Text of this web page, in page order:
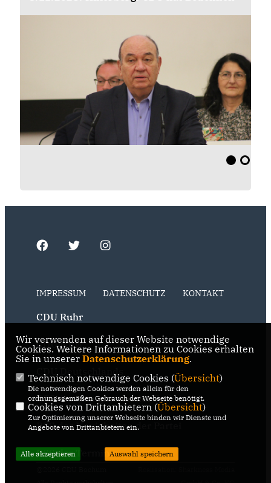
IMPRESSUM DATENSCHUTZ KONTAKT
CDU Ruhr
CDU NRW
RSS der Neuigkeiten der Fraktion
RSS der Neuigkeiten der Partei
RSS der Termine
Wir verwenden auf dieser Website notwendige
Cookies. Weitere Informationen zu Cookies erhalten
Sie in unserer Datenschutzerklärung.
Technisch notwendige Cookies (Übersicht)
Die notwendigen Cookies werden allein für den
ordnungsgemäßen Gebrauch der Webseite benötigt.
Cookies von Drittanbietern (Übersicht)
Zur Optimierung unserer Webseite binden wir Dienste und
Angebote von Drittanbietern ein.
Alle akzeptieren Auswahl speichern